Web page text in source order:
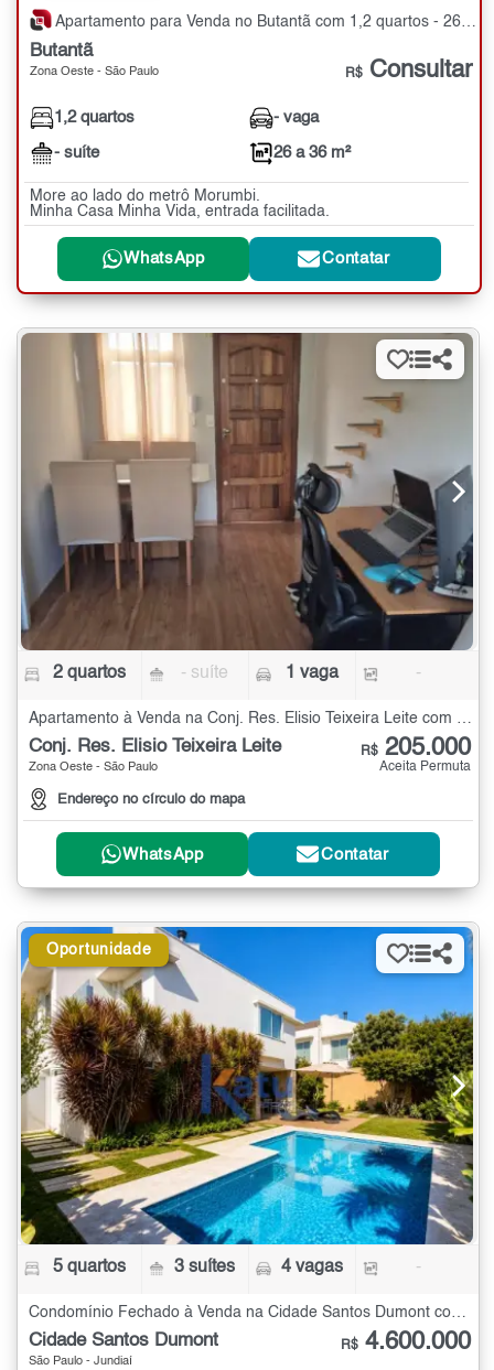
Apartamento para Venda no Butantã com 1,2 quartos - 26 a 36 m²
Butantã
Zona Oeste - São Paulo R$ Consultar
1,2 quartos
- suíte
- vaga
26 a 36 m²
More ao lado do metrô Morumbi.
Minha Casa Minha Vida, entrada facilitada.
WhatsApp Contatar
2 quartos - suíte 1 vaga -
Apartamento à Venda na Conj. Res. Elisio Teixeira Leite com 2 quartos
Conj. Res. Elisio Teixeira Leite
Zona Oeste - São Paulo
Endereço no círculo do mapa
R$ 205.000
Aceita Permuta
WhatsApp Contatar
Oportunidade
5 quartos 3 suítes 4 vagas -
Condomínio Fechado à Venda na Cidade Santos Dumont com 5 quartos
Cidade Santos Dumont
São Paulo - Jundiaí
R$ 4.600.000